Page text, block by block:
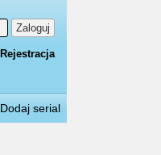
Zaloguj
Rejestracja
Dodaj serial